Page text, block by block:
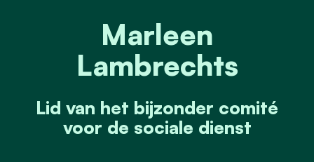
Marleen
Lambrechts
Lid van het bijzonder comité
voor de sociale dienst